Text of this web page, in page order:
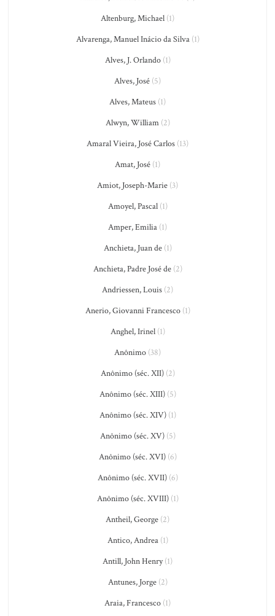
Altenburg, Michael (1)
Alvarenga, Manuel Inácio da Silva(1)
Alves, J. Orlando(1)
Alves, José (5)
Alves, Mateus (1)
Alwyn, William(2)
Amaral Vieira, José Carlos (13)
Amat, José (1)
Amiot, Joseph-Marie (3)
Amoyel, Pascal(1)
Amper, Emilia (1)
Anchieta, Juan de(1)
Anchieta, Padre José de(2)
Andriessen, Louis (2)
Anerio, Giovanni Francesco(1)
Anghel, Irinel(1)
Anônimo (38)
Anônimo (séc. XII)(2)
Anônimo (séc. XIII)(5)
Anônimo (séc. XIV)(1)
Anônimo (séc. XV)(5)
Anônimo (séc. XVI)(6)
Anônimo (séc. XVII)(6)
Anônimo (séc. XVIII)(1)
Antheil, George (2)
Antico, Andrea(1)
Antill, John Henry(1)
Antunes, Jorge(2)
Araia, Francesco (1)